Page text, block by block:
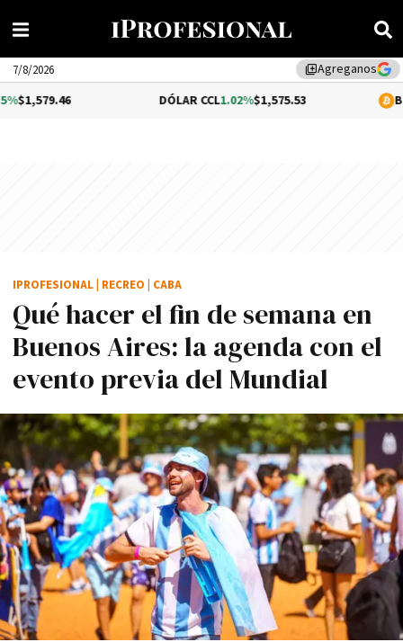
library_addAgreganos
7/8/2026
1.02%$1,575.53
Qué hacer el fin de semana en
Buenos Aires: la agenda con el
evento previa del Mundial
IPROFESIONAL RECREO CABA